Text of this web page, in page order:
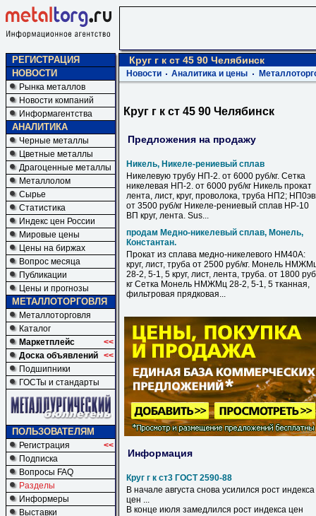
РЕГИСТРАЦИЯ
НОВОСТИ
Рынка металлов
Новости компаний
Информагентства
АНАЛИТИКА
Черные металлы
Цветные металлы
Драгоценные металлы
Металлолом
Сырье
Статистика
Индекс цен России
Мировые цены
Цены на биржах
Вопрос месяца
Публикации
Цены и прогнозы
МЕТАЛЛОТОРГОВЛЯ
Металлоторговля
Каталог
Маркетплейс
<<
Доска объявлений <<
Подшипники
ГОСТы и стандарты
ПОЛЬЗОВАТЕЛЯМ
Регистрация
<<
Подписка
Вопросы FAQ
Разделы
Информеры
Выставки
Круг г к ст 45 90 Челябинск
Новости Аналитика и цены
Круг г к ст 45 90 Челябинск
Предложения на продажу
Никель, Никеле-рениевый сплав
Никелевую трубу НП-2. от 6000 руб/кг. Сетка
никелевая НП-2. от 6000 руб/кг Никель прокат
лента, лист, круг, проволока, труба НП2;
от 3500 руб/кг Никеле-рениевый сплав НР-10
ВП круг, лента. Sus...
продам Медно-никелевый сплав, Монель,
Константан.
Прокат из сплава медно-никелевого НМ40А:
круг, лист, труба от 2500 руб/кг. Монель
28-2, 5-1, 5 круг, лист, лента, труба. от 1800
кг Сетка Монель НМЖМц 28-2, 5-1, 5 тканная,
фильтровая прядковая...
Информация
Круг г к ст3 ГОСТ 2590-88
В начале августа снова усилился рост индекса
цен ...
В конце июля замедлился рост индекса цен